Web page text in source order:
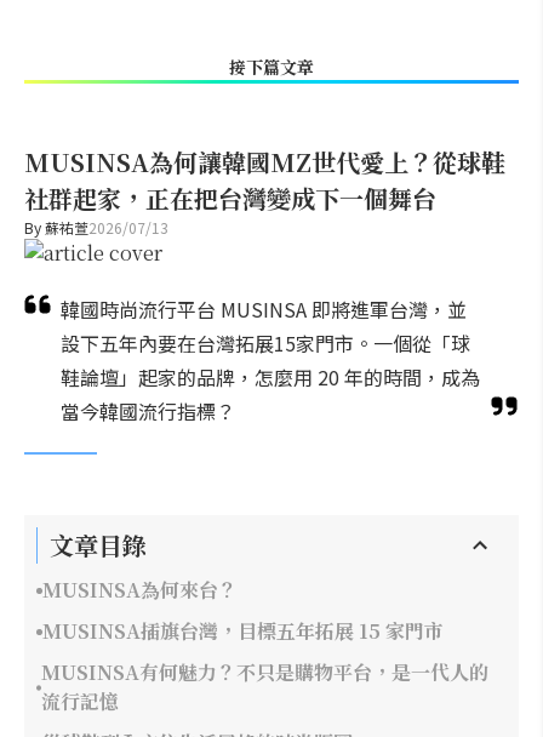
接下篇文章
MUSINSA為何讓韓國MZ世代愛上？從球鞋
社群起家，正在把台灣變成下一個舞台
By蘇祐萱2026/07/13
韓國時尚流行平台 MUSINSA 即將進軍台灣，並
設下五年內要在台灣拓展15家門市。一個從「球
鞋論壇」起家的品牌，怎麼用 20 年的時間，成為
當今韓國流行指標？
文章目錄
MUSINSA為何來台？
MUSINSA插旗台灣，目標五年拓展 15 家門市
MUSINSA有何魅力？不只是購物平台，是一代人的
流行記憶